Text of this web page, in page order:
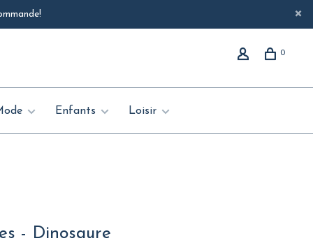
0
Enfants Loisir
- Dinosaure